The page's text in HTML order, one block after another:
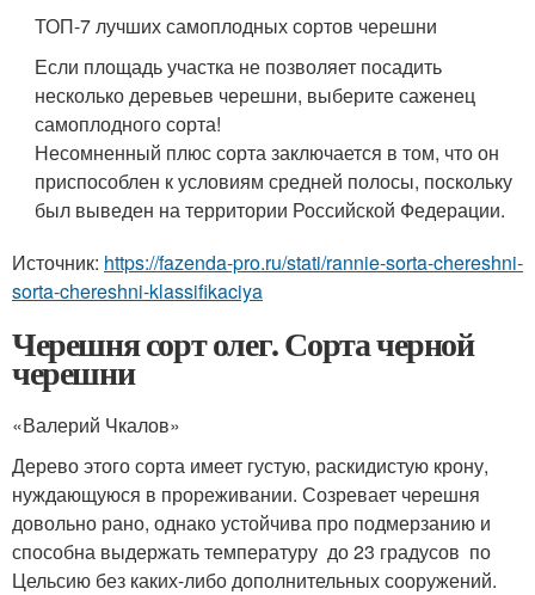
ТОП-7 лучших самоплодных сортов черешни
Если площадь участка не позволяет посадить
несколько деревьев черешни, выберите саженец
самоплодного сорта!
Несомненный плюс сорта заключается в том, что он
приспособлен к условиям средней полосы, поскольку
был выведен на территории Российской Федерации.
Источник: https://fazenda-pro.ru/stati/rannie-sorta-chereshni-
sorta-chereshni-klassifikaciya
Черешня сорт олег. Сорта черной
черешни
«Валерий Чкалов»
Дерево этого сорта имеет густую, раскидистую крону,
нуждающуюся в прореживании. Созревает черешня
довольно рано, однако устойчива про подмерзанию и
способна выдержать температуру до 23 градусов по
Цельсию без каких-либо дополнительных сооружений.